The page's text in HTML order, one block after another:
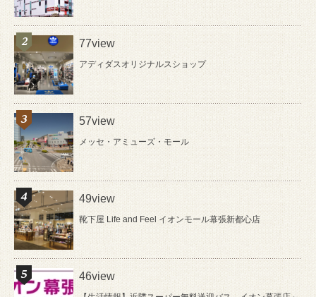
77view
アディダスオリジナルスショップ
57view
メッセ・アミューズ・モール
49view
靴下屋 Life and Feel イオンモール幕張新都心店
46view